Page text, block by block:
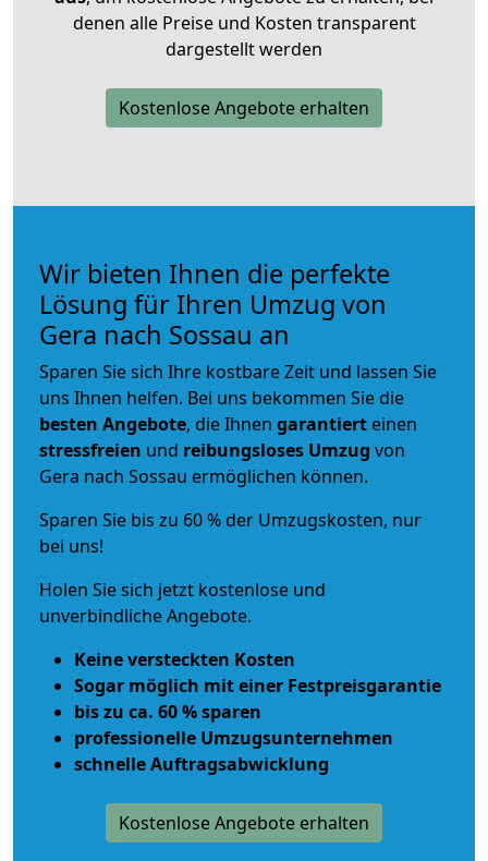
denen alle Preise und Kosten transparent
dargestellt werden
Kostenlose Angebote erhalten
Wir bieten Ihnen die perfekte
Lösung für Ihren Umzug von
Gera nach Sossau an
Sparen Sie sich Ihre kostbare Zeit und lassen Sie
uns Ihnen helfen. Bei uns bekommen Sie die
besten Angebote, die Ihnen garantiert einen
stressfreien und reibungsloses Umzug von
Gera nach Sossau ermöglichen können.
Sparen Sie bis zu 60 % der Umzugskosten, nur
bei uns!
Holen Sie sich jetzt kostenlose und
unverbindliche Angebote.
Keine versteckten Kosten
Sogar möglich mit einer Festpreisgarantie
bis zu ca. 60 % sparen
professionelle Umzugsunternehmen
schnelle Auftragsabwicklung
Kostenlose Angebote erhalten